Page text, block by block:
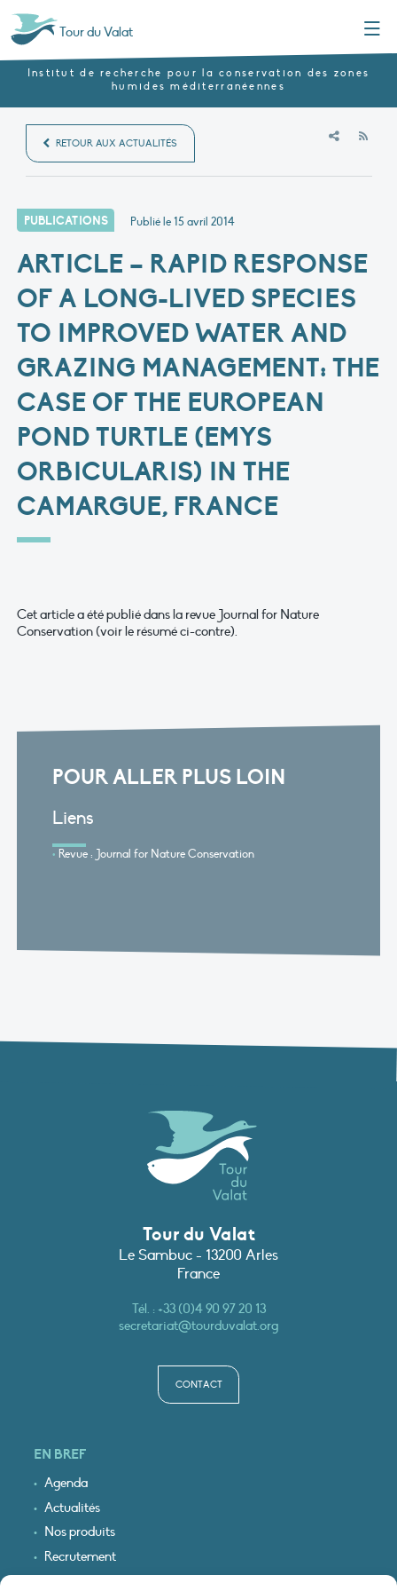
Tour du Valat
Institut de recherche pour la conservation des zones
humides méditerranéennes
RETOUR AUX ACTUALITÉS
PUBLICATIONS Publié le15 avril 2014
ARTICLE – RAPID RESPONSE
OF A LONG-LIVED SPECIES
TO IMPROVED WATER AND
GRAZING MANAGEMENT: THE
CASE OF THE EUROPEAN
POND TURTLE (EMYS
ORBICULARIS) IN THE
CAMARGUE, FRANCE
Cet article a été publié dans la revue Journal for Nature
Conservation (voir le résumé ci-contre).
POUR ALLER PLUS LOIN
Liens
Revue : Journal for Nature Conservation
Tour du Valat
Le Sambuc - 13200 Arles
France
Tél. :+33 (0)4 90 97 20 13
secretariat@tourduvalat.org
CONTACT
EN BREF
Agenda
Actualités
Nos produits
Recrutement